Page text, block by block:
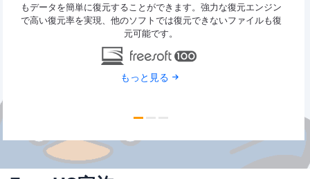
もデータを簡単に復元することができます。強力な復元エンジン
で高い復元率を実現、他のソフトでは復元できないファイルも復
元可能です。
もっと見る